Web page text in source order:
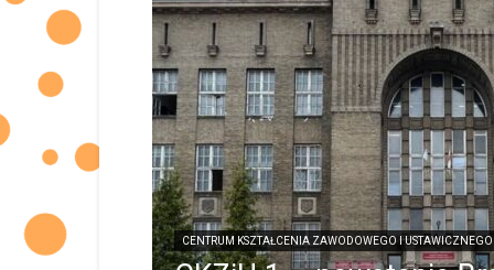
CENTRUM KSZTAŁCENIA ZAWODOWEGO I